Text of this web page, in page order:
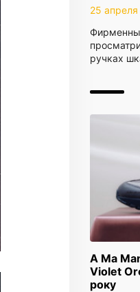
25 апреля
ручках
A Ma
Violet
року